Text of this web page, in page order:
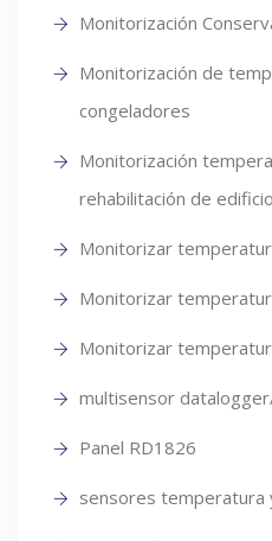
Monitorización
Monitorización de
congeladores
Monitorización
rehabilitación de
Monitorizar
Monitorizar
Monitorizar
multisensor
Panel RD1826
sensores temperatura